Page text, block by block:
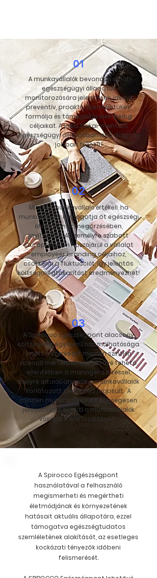
01
A munkavállalók bevonása saját
egészségügyi állapotuk
monitorozására jelentősen javítja
preventív, proaktív szemléletüket,
formálja és támogatja well-being
céljaikat. A jobb fizikai-mentális
egészségügyi állapotban lévő dolgozó
jobban teljesít!
02
Minden munkavállaló értékeli, ha
munkáltatója támogatja őt egészségi
állapotának megőrzésében,
javításába. A személyre szabott
szűrőprogram hozzájárul a vállalat
employeer branding céljaihoz,
csökkenti a fluktuációt, így jelentős
költségmegtakarítást eredményezhet!
03
A Spirocco Egészségpont alacsony
költsége és egyszerű használhatósága
miatt a szervezet minden szintjén
azonos mértékben elérhetővé tehető,
ellentétben a manager szűréssel,
melyre általában csak a munkavállalók
korlátozott csoportja jogosult. A
minden munkavállalónak egységesen
járó juttatás erősíti a munkavállalók
vállalat iránti lojalitását!
A Spirocco Egészségpont
használatával a felhasználó
megismerheti és megértheti
életmódjának és környezetének
hatásait aktuális állapotára, ezzel
támogatva egészségtudatos
szemléletének alakítását, az esetleges
kockázati tényezők időbeni
felismerését.